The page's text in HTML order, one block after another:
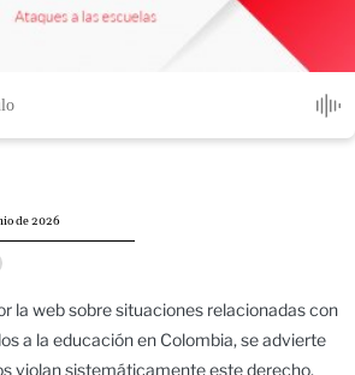
de 2026
la web sobre situaciones relacionadas con
a la educación en Colombia, se advierte
violan sistemáticamente este derecho.